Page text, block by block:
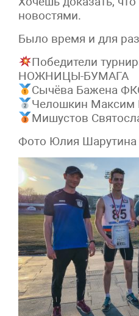
новостями.
Было время и для
Победители
НОЖНИЦЫ-БУМАГА
Сычёва Бажена
Челошкин
Мишустов
Фото Юлия Шарутина